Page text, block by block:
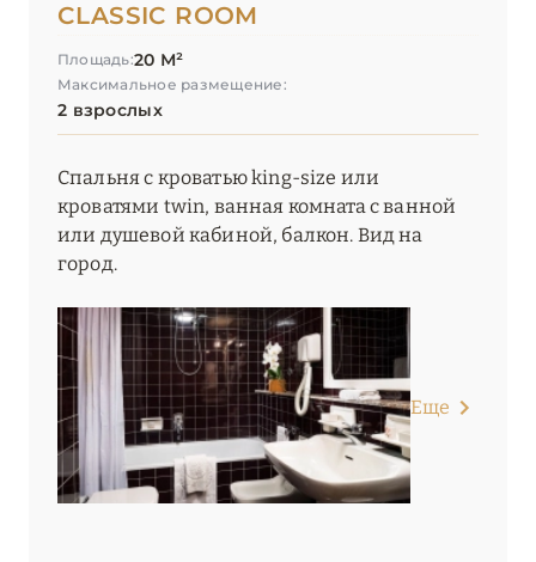
CLASSIC ROOM
Площадь:20 М²
Максимальное размещение:
2 взрослых
Спальня с кроватью king-size или
кроватями twin, ванная комната с ванной
или душевой кабиной, балкон. Вид на
город.
Еще